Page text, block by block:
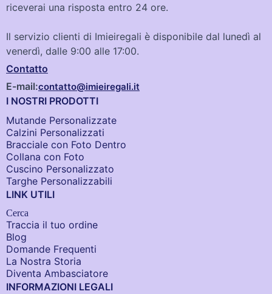
riceverai una risposta entro 24 ore.
Il servizio clienti di Imieiregali è disponibile dal lunedì al
venerdì, dalle 9:00 alle 17:00.
Contatto
E-mail:contatto@imieiregali.it
I NOSTRI PRODOTTI
Mutande Personalizzate
Calzini Personalizzati
Bracciale con Foto Dentro​
Collana con Foto
Cuscino Personalizzato
Targhe Personalizzabili
LINK UTILI
Cerca
Traccia il tuo ordine
Blog
Domande Frequenti
La Nostra Storia
Diventa Ambasciatore
INFORMAZIONI LEGALI